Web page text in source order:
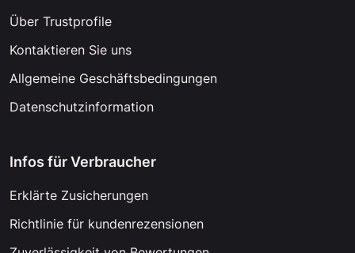
Über Trustprofile
Kontaktieren Sie uns
Allgemeine Geschäftsbedingungen
Datenschutzinformation
Infos für Verbraucher
Erklärte Zusicherungen
Richtlinie für kundenrezensionen